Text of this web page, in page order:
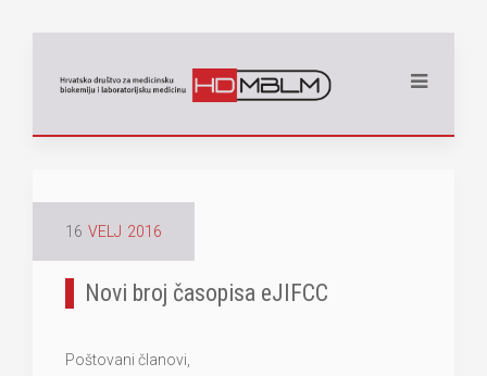
16 VELJ 2016
Novi broj časopisa eJIFCC
Poštovani članovi,